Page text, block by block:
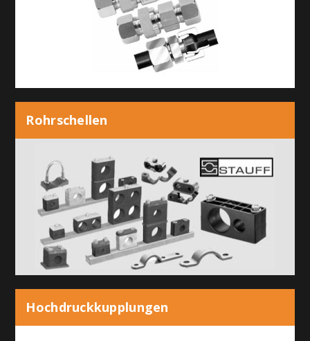
Rohrschellen
Hochdruckkupplungen